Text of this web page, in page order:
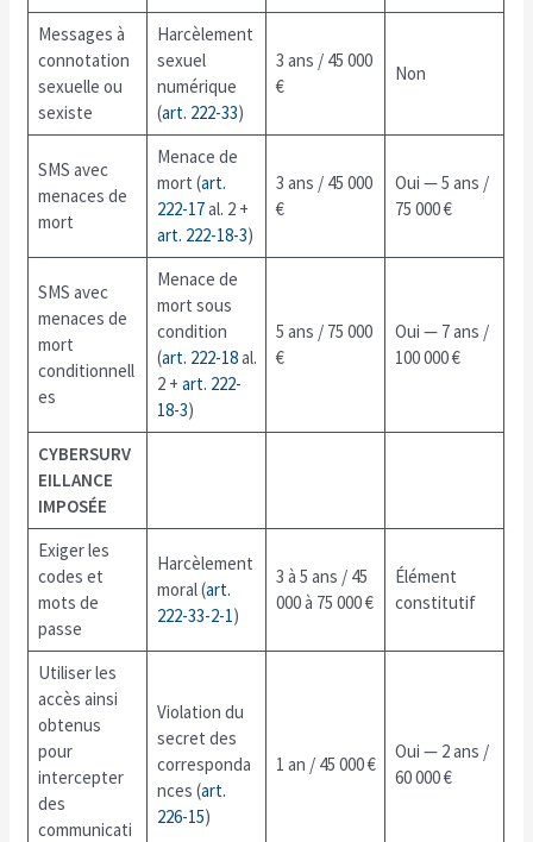
Messages à
connotation
sexuelle ou
sexiste
Harcèlement
sexuel
numérique
(art. 222-33)
3 ans / 45 000
€
Non
SMS avec
menaces de
mort
Menace de
mort (art.
222-17al. 2 +
art. 222-18-3)
3 ans / 45 000
€
Oui — 5 ans /
75 000 €
SMS avec
menaces de
mort
conditionnell
es
Menace de
mort sous
condition
(art. 222-18al.
2 + art. 222-
18-3)
5 ans / 75 000
€
Oui — 7 ans /
100 000 €
CYBERSURV
EILLANCE
IMPOSÉE
Exiger les
codes et
mots de
passe
Harcèlement
moral (art.
222-33-2-1)
3 à 5 ans / 45
000 à 75 000 €
Élément
constitutif
Utiliser les
accès ainsi
obtenus
pour
intercepter
des
communicati
Violation du
secret des
corresponda
nces (art.
226-15)
1 an / 45 000 €
Oui — 2 ans /
60 000 €